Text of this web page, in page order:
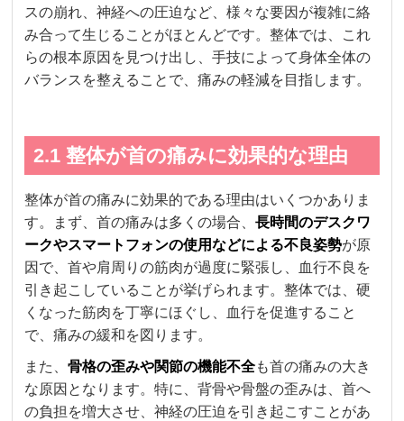
スの崩れ、神経への圧迫など、様々な要因が複雑に絡
み合って生じることがほとんどです。整体では、これ
らの根本原因を見つけ出し、手技によって身体全体の
バランスを整えることで、痛みの軽減を目指します。
2.1 整体が首の痛みに効果的な理由
整体が首の痛みに効果的である理由はいくつかありま
す。まず、首の痛みは多くの場合、長時間のデスクワ
ークやスマートフォンの使用などによる不良姿勢が原
因で、首や肩周りの筋肉が過度に緊張し、血行不良を
引き起こしていることが挙げられます。整体では、硬
くなった筋肉を丁寧にほぐし、血行を促進すること
で、痛みの緩和を図ります。
また、骨格の歪みや関節の機能不全も首の痛みの大き
な原因となります。特に、背骨や骨盤の歪みは、首へ
の負担を増大させ、神経の圧迫を引き起こすことがあ